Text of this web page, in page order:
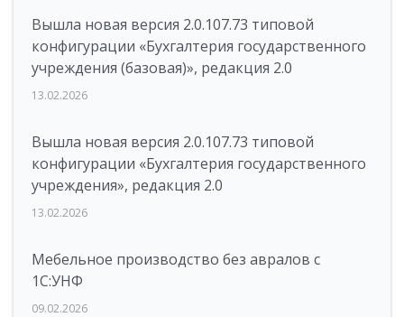
Вышла новая версия 2.0.107.73 типовой
конфигурации «Бухгалтерия государственного
учреждения (базовая)», редакция 2.0
13.02.2026
Вышла новая версия 2.0.107.73 типовой
конфигурации «Бухгалтерия государственного
учреждения», редакция 2.0
13.02.2026
Мебельное производство без авралов с
1С:УНФ
09.02.2026